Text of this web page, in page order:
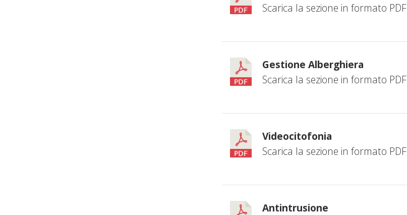
Scarica la sezione in formato PDF
Gestione Alberghiera
Scarica la sezione in formato PDF
Videocitofonia
Scarica la sezione in formato PDF
Antintrusione